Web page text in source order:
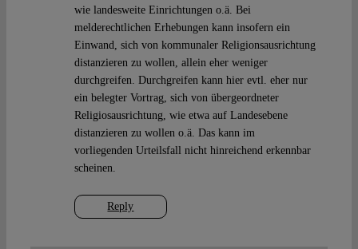
Reply
wie landesweite Einrichtungen o.ä. Bei
melderechtlichen Erhebungen kann insofern ein
Einwand, sich von kommunaler Religionsausrichtung
distanzieren zu wollen, allein eher weniger
durchgreifen. Durchgreifen kann hier evtl. eher nur
ein belegter Vortrag, sich von übergeordneter
Religiosausrichtung, wie etwa auf Landesebene
distanzieren zu wollen o.ä. Das kann im
vorliegenden Urteilsfall nicht hinreichend erkennbar
scheinen.